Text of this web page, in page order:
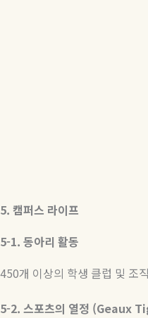
5. 캠퍼스 라이프
5-1. 동아리 활동
450개 이상의 학생 클럽 및 조
5-2. 스포츠의 열정 (Geaux